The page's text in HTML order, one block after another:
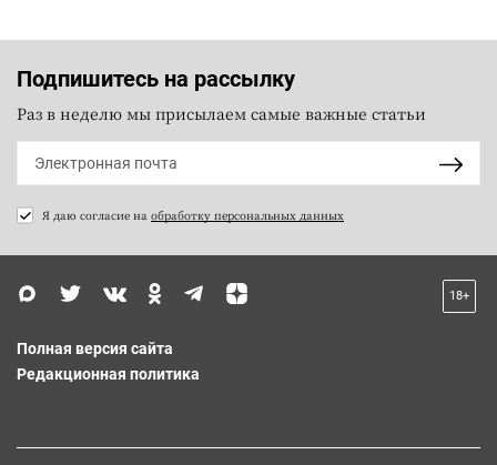
Подпишитесь на рассылку
Раз в неделю мы присылаем самые важные статьи
Я даю согласие на обработку персональных данных
18+
Полная версия сайта
Редакционная политика